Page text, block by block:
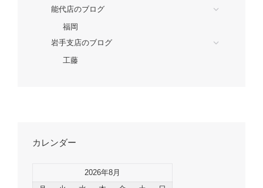
能代店のブログ
福岡
岩手支店のブログ
工藤
カレンダー
2026年8月